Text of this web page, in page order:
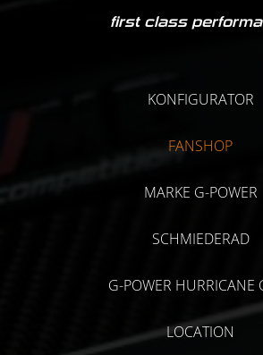
first class
KONFIGURATOR
FANSHOP
MARKE G-POWER
SCHMIEDERAD
G-POWER HURRICANE
LOCATION